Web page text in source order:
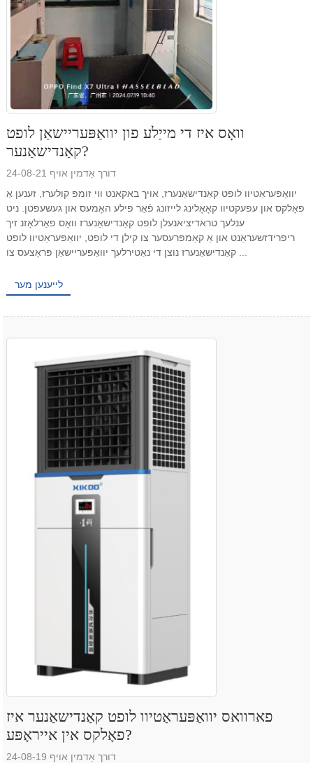
וואָס איז די מייַלע פון ​​יוואַפּעריישאַן לופט
קאַנדישאַנער?
דורך אַדמין אויף 24-08-21
יוואַפּעראַטיוו לופט קאַנדישאַנערז, אויך באקאנט ווי זומפּ קולערז, זענען אַ
פאָלקס און עפעקטיוו קאָאָלינג לייזונג פֿאַר פילע האָמעס און געשעפטן. ניט
ענלעך טראדיציאנעלן לופט קאַנדישאַנערז וואָס פאַרלאָזנ זיך
ריפרידזשעראַנט און אַ קאַמפּרעסער צו קילן די לופט, יוואַפּעראַטיוו לופט
לייענען מער
פארוואס יוואַפּעראַטיוו לופט קאַנדישאַנער איז
פאָלקס אין אייראָפּע?
דורך אַדמין אויף 24-08-19